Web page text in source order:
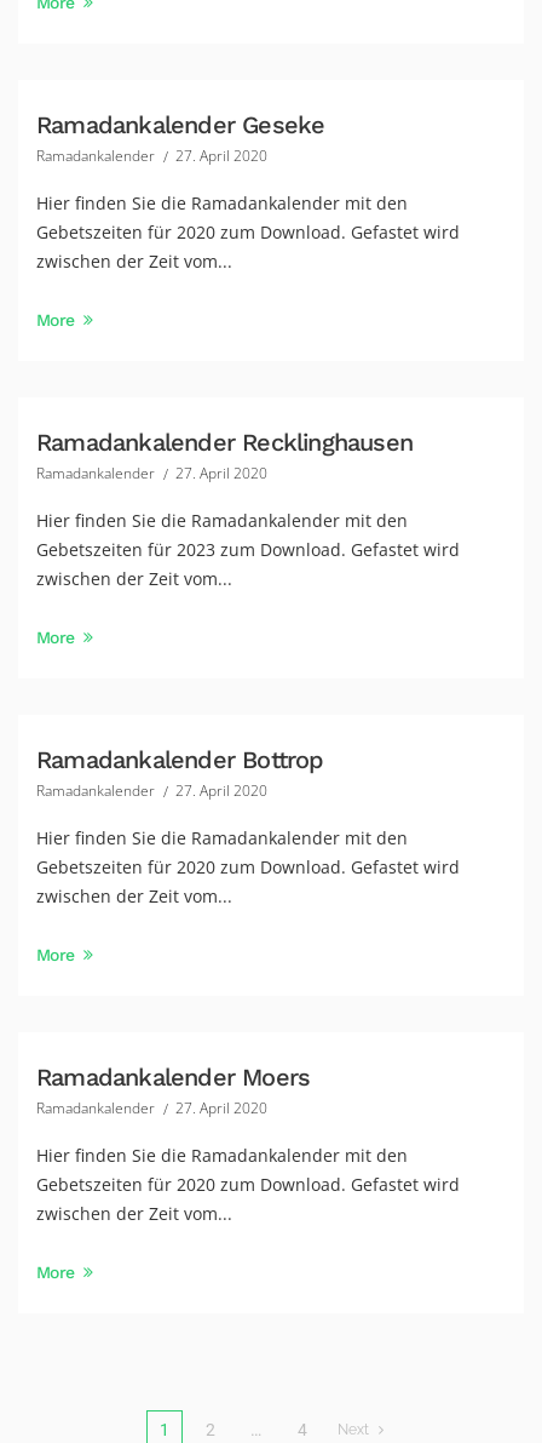
Ramadankalender Geseke
Ramadankalender 27. April 2020
Hier finden Sie die Ramadankalender mit den
Gebetszeiten für 2020 zum Download. Gefastet wird
zwischen der Zeit vom...
More
Ramadankalender Recklinghausen
Ramadankalender 27. April 2020
Hier finden Sie die Ramadankalender mit den
Gebetszeiten für 2023 zum Download. Gefastet wird
zwischen der Zeit vom...
More
Ramadankalender Bottrop
Ramadankalender 27. April 2020
Hier finden Sie die Ramadankalender mit den
Gebetszeiten für 2020 zum Download. Gefastet wird
zwischen der Zeit vom...
More
Ramadankalender Moers
Ramadankalender 27. April 2020
Hier finden Sie die Ramadankalender mit den
Gebetszeiten für 2020 zum Download. Gefastet wird
zwischen der Zeit vom...
More
1 2 … 4 Next